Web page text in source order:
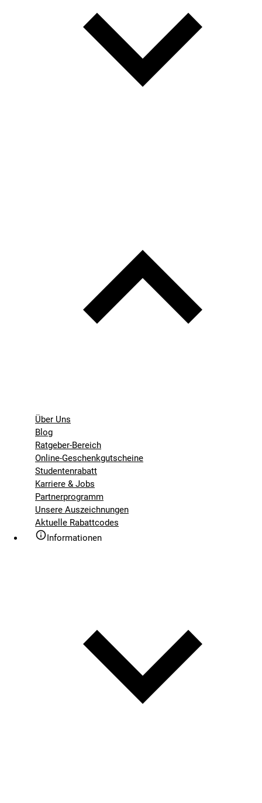
Über Uns
Blog
Ratgeber-Bereich
Online-Geschenkgutscheine
Studentenrabatt
Karriere & Jobs
Partnerprogramm
Unsere Auszeichnungen
Aktuelle Rabattcodes
Informationen